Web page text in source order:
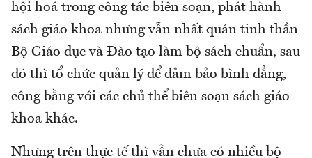
hội hoá trong công tác biên soạn, phát hành
sách giáo khoa nhưng vẫn nhất quán tinh thần
Bộ Giáo dục và Đào tạo làm bộ sách chuẩn, sau
đó thì tổ chức quản lý để đảm bảo bình đẳng,
công bằng với các chủ thể biên soạn sách giáo
khoa khác.
Nhưng trên thực tế thì vẫn chưa có nhiều bộ